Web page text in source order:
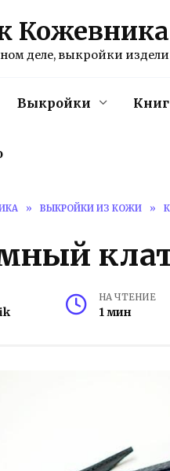
Кожевника
деле, выкройки
Выкройки
» ВЫКРОЙКИ ИЗ КОЖИ »
НА ЧТЕНИЕ
1 мин